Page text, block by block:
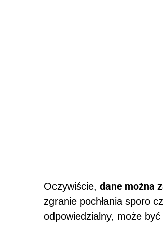
Oczywiście, dane można
zgranie pochłania sporo
odpowiedzialny, może